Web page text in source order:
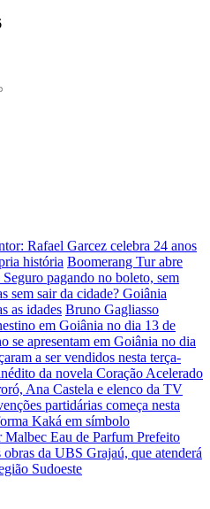
Rafael Garcez celebra 24 anos
história Boomerang Tur abre
pagando no boleto, sem
sem sair da cidade? Goiânia
as idades Bruno Gagliasso
em Goiânia no dia 13 de
se apresentam em Goiânia no dia
a ser vendidos nesta terça-
da novela Coração Acelerado
Ana Castela e elenco da TV
partidárias começa nesta
Kaká em símbolo
Malbec Eau de Parfum Prefeito
da UBS Grajaú, que atenderá
Sudoeste